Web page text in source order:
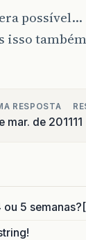
possível…
isso também
RESPOSTA
mar. de 201111
5